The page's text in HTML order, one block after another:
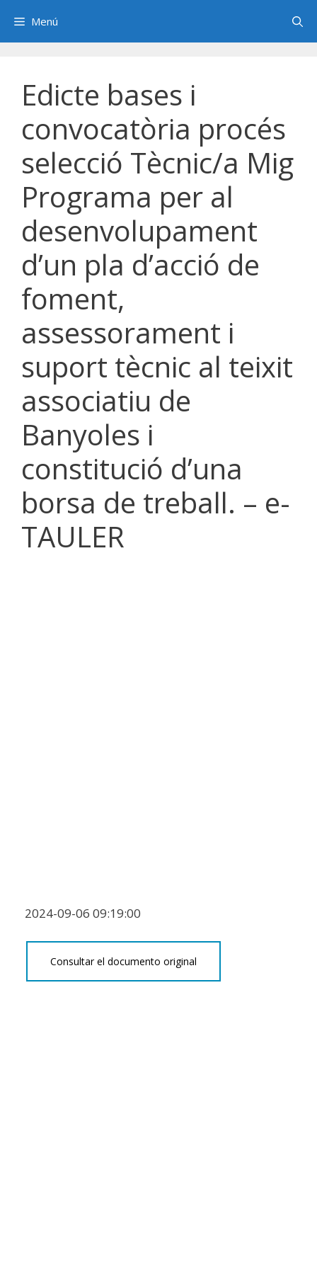
contenido
Menú
Edicte bases i
convocatòria procés
selecció Tècnic/a Mig
Programa per al
desenvolupament
d’un pla d’acció de
foment,
assessorament i
suport tècnic al teixit
associatiu de
Banyoles i
constitució d’una
borsa de treball. – e-
TAULER
2024-09-06 09:19:00
Consultar el documento original